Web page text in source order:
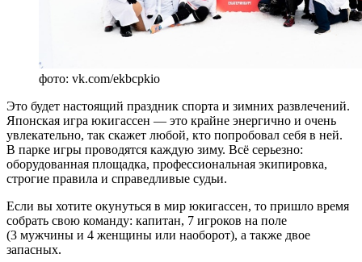
фото: vk.com/ekbcpkio
Это будет настоящий праздник спорта и зимних развлечений.
Японская игра юкигассен — это крайне энергично и очень
увлекательно, так скажет любой, кто попробовал себя в ней.
В парке игры проводятся каждую зиму. Всё серьезно:
оборудованная площадка, профессиональная экипировка,
строгие правила и справедливые судьи.
Если вы хотите окунуться в мир юкигассен, то пришло время
собрать свою команду: капитан, 7 игроков на поле
(3 мужчины и 4 женщины или наоборот), а также двое
запасных.